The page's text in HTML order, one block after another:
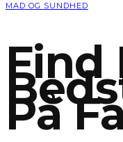
MAD OG SUNDHED
Find
På